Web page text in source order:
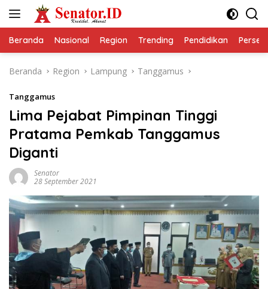
Beranda Nasional Region Trending Pendidikan
Beranda Region Lampung Tanggamus
Tanggamus
Lima Pejabat Pimpinan Tinggi
Pratama Pemkab Tanggamus
Diganti
Senator
28 September 2021